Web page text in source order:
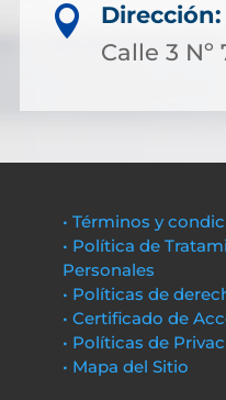

Dirección:
Calle 3 Nº
• Términos y
• Política de
Personales
• Políticas de
• Certificado de
• Políticas de
• Mapa del Sitio